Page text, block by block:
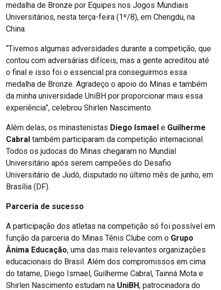
medalha de Bronze por Equipes nos Jogos Mundiais
Universitários, nesta terça-feira (1º/8), em Chengdu, na
China.
“Tivemos algumas adversidades durante a competição, que
contou com adversárias difíceis, mas a gente acreditou até
o final e isso foi o essencial pra conseguirmos essa
medalha de Bronze. Agradeço o apoio do Minas e também
da minha universidade UniBH por proporcionar mais essa
experiência”, celebrou Shirlen Nascimento.
Além delas, os minastenistas Diego Ismael e Guilherme
Cabral também participaram da competição internacional.
Todos os judocas do Minas chegaram no Mundial
Universitário após serem campeões do Desafio
Universitário de Judô, disputado no último mês de junho, em
Brasília (DF).
Parceria de sucesso
A participação dos atletas na competição só foi possível em
função da parceria do Minas Tênis Clube com o Grupo
Ânima Educação, uma das mais relevantes organizações
educacionais do Brasil. Além dos compromissos em cima
do tatame, Diego Ismael, Guilherme Cabral, Tainná Mota e
Shirlen Nascimento estudam na UniBH, patrocinadora do